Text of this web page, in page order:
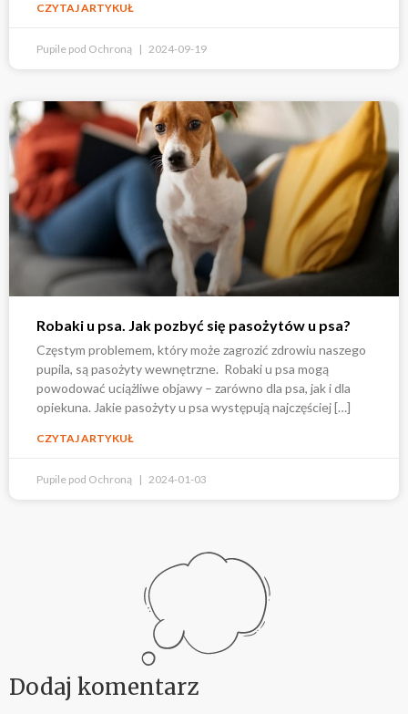
CZYTAJ ARTYKUŁ
Pupile pod Ochroną 2024-09-19
Robaki u psa. Jak pozbyć się pasożytów u psa?
Częstym problemem, który może zagrozić zdrowiu naszego
pupila, są pasożyty wewnętrzne. Robaki u psa mogą
powodować uciążliwe objawy – zarówno dla psa, jak i dla
opiekuna. Jakie pasożyty u psa występują najczęściej […]
CZYTAJ ARTYKUŁ
Pupile pod Ochroną 2024-01-03
Dodaj komentarz